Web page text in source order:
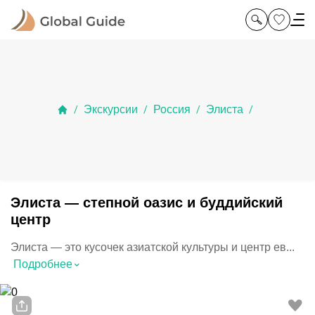
/ Экскурсии / Россия / Элиста /
Элиста — степной оазис и буддийский
центр
Элиста — это кусочек азиатской культуры и центр ев...
Подробнее⌃